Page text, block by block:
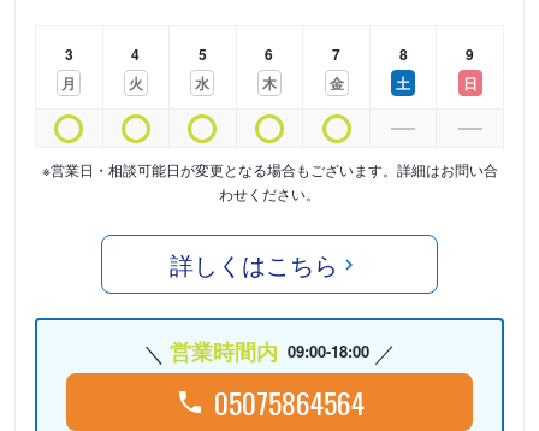
3
月
4
火
5
水
6
木
7
金
8
土
9
日
※営業日・相談可能日が変更となる場合もございます。詳細はお問い合
わせください。
詳しくはこちら
営業時間内 09:00-18:00
05075864564